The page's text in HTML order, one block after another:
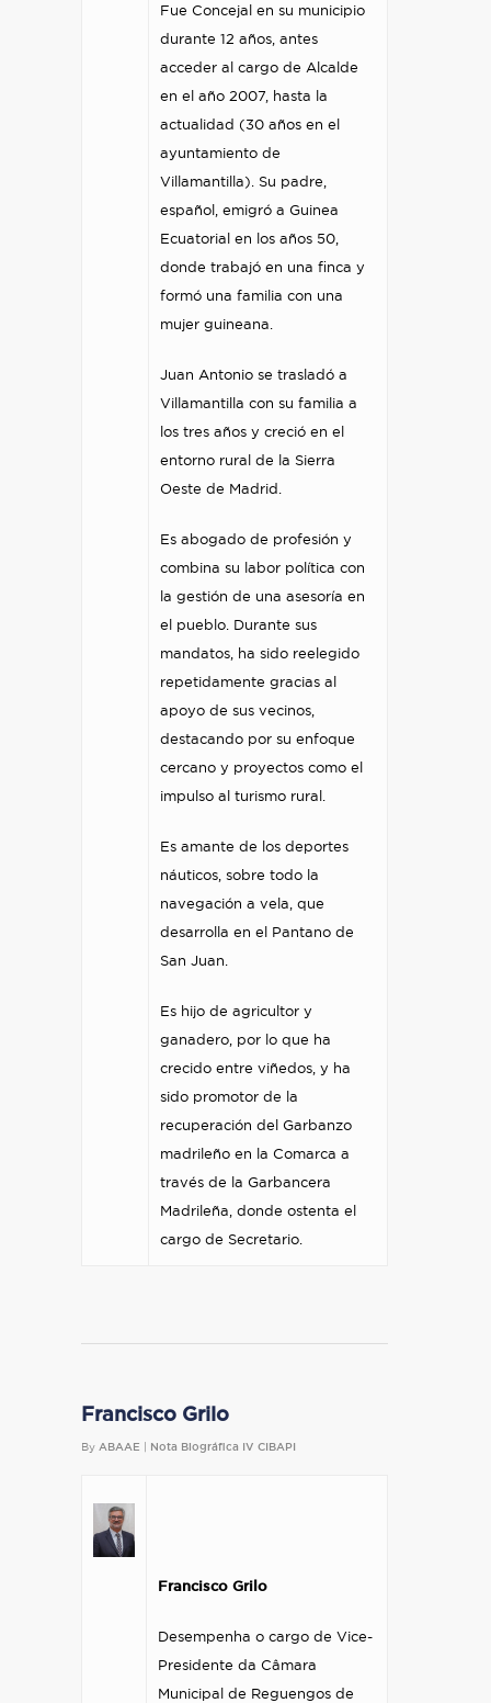
Fue Concejal en su municipio
durante 12 años, antes
acceder al cargo de Alcalde
en el año 2007, hasta la
actualidad (30 años en el
ayuntamiento de
Villamantilla). Su padre,
español, emigró a Guinea
Ecuatorial en los años 50,
donde trabajó en una finca y
formó una familia con una
mujer guineana.
Juan Antonio se trasladó a
Villamantilla con su familia a
los tres años y creció en el
entorno rural de la Sierra
Oeste de Madrid.
Es abogado de profesión y
combina su labor política con
la gestión de una asesoría en
el pueblo. Durante sus
mandatos, ha sido reelegido
repetidamente gracias al
apoyo de sus vecinos,
destacando por su enfoque
cercano y proyectos como el
impulso al turismo rural.
Es amante de los deportes
náuticos, sobre todo la
navegación a vela, que
desarrolla en el Pantano de
San Juan.
Es hijo de agricultor y
ganadero, por lo que ha
crecido entre viñedos, y ha
sido promotor de la
recuperación del Garbanzo
madrileño en la Comarca a
través de la Garbancera
Madrileña, donde ostenta el
cargo de Secretario.
Francisco Grilo
By ABAAE Nota Biográfica IV CIBAPI
Francisco Grilo
Desempenha o cargo de Vice-
Presidente da Câmara
Municipal de Reguengos de